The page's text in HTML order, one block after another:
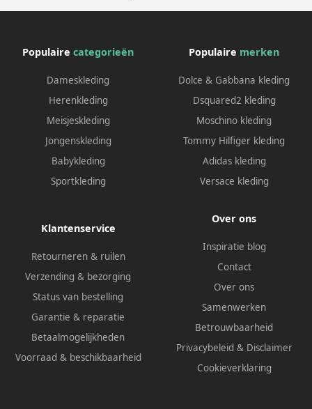
Populaire categorieën
Dameskleding
Herenkleding
Meisjeskleding
Jongenskleding
Babykleding
Sportkleding
Populaire merken
Dolce & Gabbana kleding
Dsquared2 kleding
Moschino kleding
Tommy Hilfiger kleding
Adidas kleding
Versace kleding
Klantenservice
Retourneren & ruilen
Verzending & bezorging
Status van bestelling
Garantie & reparatie
Betaalmogelijkheden
Voorraad & beschikbaarheid
Over ons
Inspiratie blog
Contact
Over ons
Samenwerken
Betrouwbaarheid
Privacybeleid & Disclaimer
Cookieverklaring